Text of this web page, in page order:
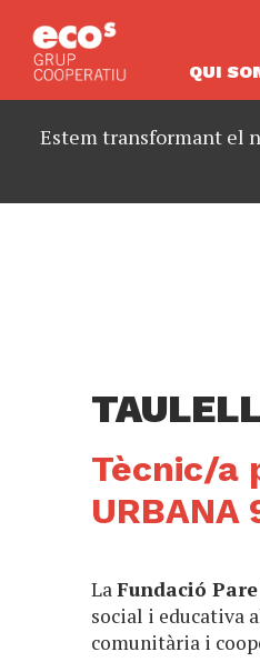
QUI
Estem transformant el
Tècnic/a
URBANA
LaFundació
social i educativa
comunitària i